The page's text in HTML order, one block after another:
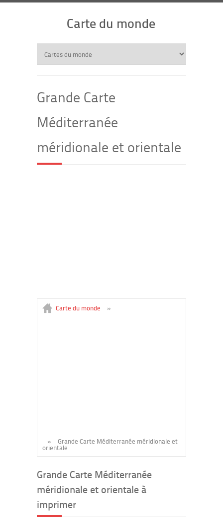
Carte du monde
Grande Carte
Méditerranée
méridionale et orientale
Carte du monde »
» Grande Carte Méditerranée méridionale et
orientale
Grande Carte Méditerranée
méridionale et orientale à
imprimer